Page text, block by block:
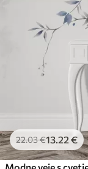
22.03€13 .22 €
Modne veje s